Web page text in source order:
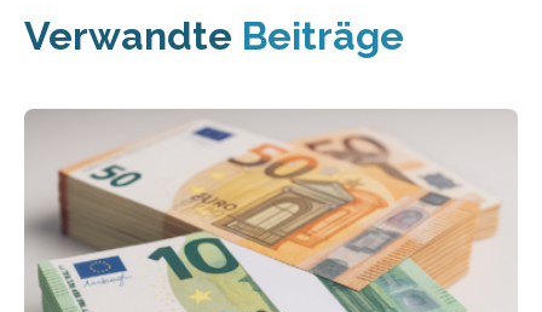
Verwandte Beiträge